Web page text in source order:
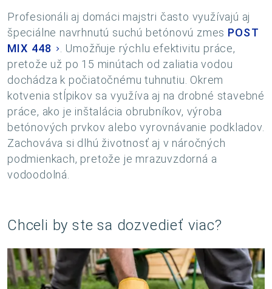
Profesionáli aj domáci majstri často využívajú aj
špeciálne navrhnutú suchú betónovú zmes POST
MIX 448
. Umožňuje rýchlu efektivitu práce,
pretože už po 15 minútach od zaliatia vodou
dochádza k počiatočnému tuhnutiu. Okrem
kotvenia stĺpikov sa využíva aj na drobné stavebné
práce, ako je inštalácia obrubníkov, výroba
betónových prvkov alebo vyrovnávanie podkladov.
Zachováva si dlhú životnosť aj v náročných
podmienkach, pretože je mrazuvzdorná a
vodoodolná.
Chceli by ste sa dozvedieť viac?